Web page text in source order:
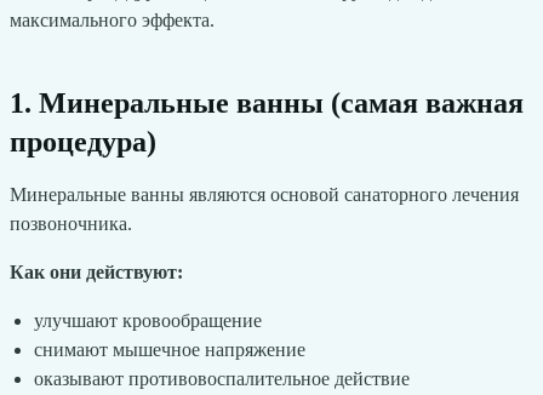
максимального эффекта.
1. Минеральные ванны (самая важная
процедура)
Минеральные ванны являются основой санаторного лечения
позвоночника.
Как они действуют:
улучшают кровообращение
снимают мышечное напряжение
оказывают противовоспалительное действие